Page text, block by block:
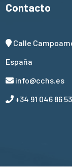
Contacto
Calle
España
info@cchs.es
+34 91 046 86 53